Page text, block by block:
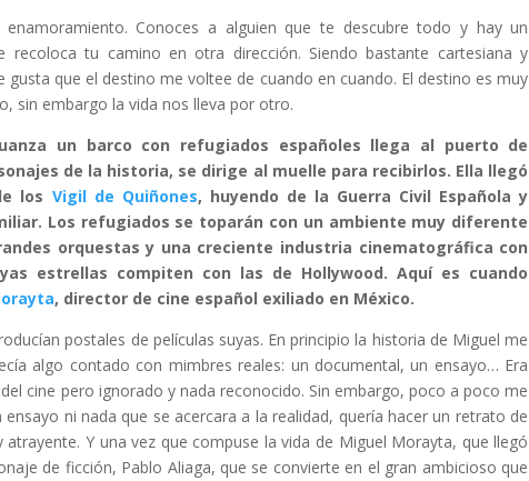
Conoces a alguien que te descubre todo y hay un
recoloca tu camino en otra dirección. Siendo bastante cartesiana y
que el destino me voltee de cuando en cuando. El destino es muy
sin embargo la vida nos lleva por otro.
un barco con refugiados españoles llega al puerto de
de la historia, se dirige al muelle para recibirlos. Ella llegó
los Vigil de Quiñones, huyendo de la Guerra Civil Española y
Los refugiados se toparán con un ambiente muy diferente
orquestas y una creciente industria cinematográfica con
estrellas compiten con las de Hollywood. Aquí es cuando
, director de cine español exiliado en México.
postales de películas suyas. En principio la historia de Miguel me
algo contado con mimbres reales: un documental, un ensayo… Era
cine pero ignorado y nada reconocido. Sin embargo, poco a poco me
ni nada que se acercara a la realidad, quería hacer un retrato de
Y una vez que compuse la vida de Miguel Morayta, que llegó
de ficción, Pablo Aliaga, que se convierte en el gran ambicioso que